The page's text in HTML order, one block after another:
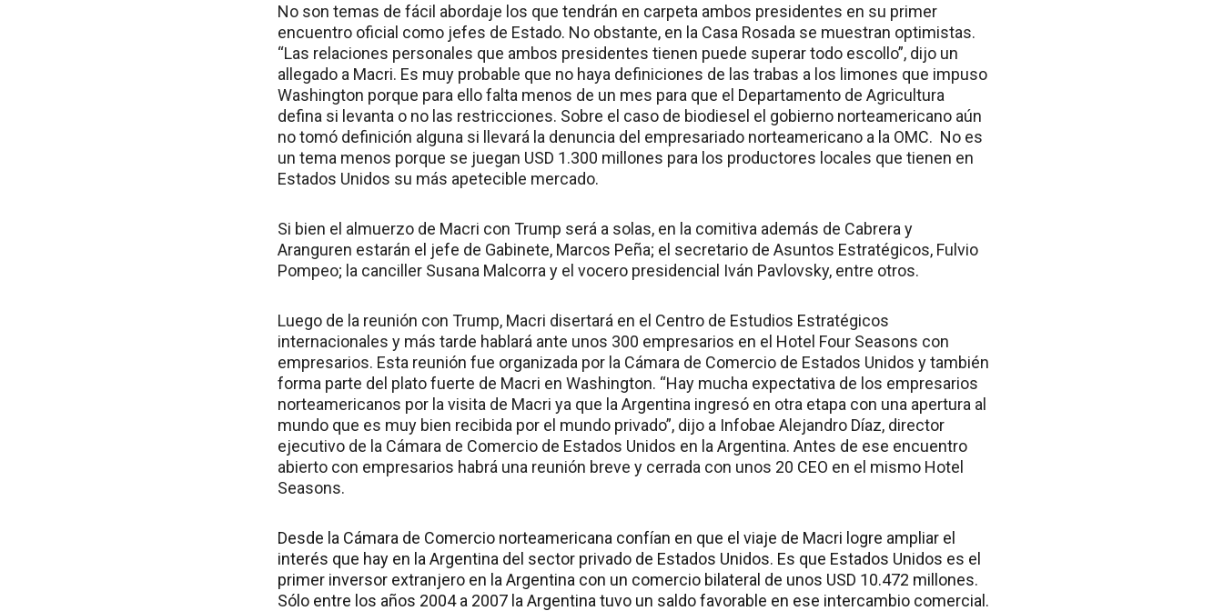
No son temas de fácil abordaje los que tendrán en carpeta ambos presidentes en su primer
encuentro oficial como jefes de Estado. No obstante, en la Casa Rosada se muestran optimistas.
“Las relaciones personales que ambos presidentes tienen puede superar todo escollo”, dijo un
allegado a Macri. Es muy probable que no haya definiciones de las trabas a los limones que impuso
Washington porque para ello falta menos de un mes para que el Departamento de Agricultura
defina si levanta o no las restricciones. Sobre el caso de biodiesel el gobierno norteamericano aún
no tomó definición alguna si llevará la denuncia del empresariado norteamericano a la OMC. No es
un tema menos porque se juegan USD 1.300 millones para los productores locales que tienen en
Estados Unidos su más apetecible mercado.
Si bien el almuerzo de Macri con Trump será a solas, en la comitiva además de Cabrera y
Aranguren estarán el jefe de Gabinete, Marcos Peña; el secretario de Asuntos Estratégicos, Fulvio
Pompeo; la canciller Susana Malcorra y el vocero presidencial Iván Pavlovsky, entre otros.
Luego de la reunión con Trump, Macri disertará en el Centro de Estudios Estratégicos
internacionales y más tarde hablará ante unos 300 empresarios en el Hotel Four Seasons con
empresarios. Esta reunión fue organizada por la Cámara de Comercio de Estados Unidos y también
forma parte del plato fuerte de Macri en Washington. “Hay mucha expectativa de los empresarios
norteamericanos por la visita de Macri ya que la Argentina ingresó en otra etapa con una apertura al
mundo que es muy bien recibida por el mundo privado”, dijo a Infobae Alejandro Díaz, director
ejecutivo de la Cámara de Comercio de Estados Unidos en la Argentina. Antes de ese encuentro
abierto con empresarios habrá una reunión breve y cerrada con unos 20 CEO en el mismo Hotel
Seasons.
Desde la Cámara de Comercio norteamericana confían en que el viaje de Macri logre ampliar el
interés que hay en la Argentina del sector privado de Estados Unidos. Es que Estados Unidos es el
primer inversor extranjero en la Argentina con un comercio bilateral de unos USD 10.472 millones.
Sólo entre los años 2004 a 2007 la Argentina tuvo un saldo favorable en ese intercambio comercial.